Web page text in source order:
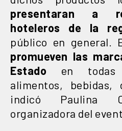
presentaran a
hoteleros de la
público en general.
promueven las
Estado en todas
alimentos, bebidas,
indicó Paulina
organizadora del